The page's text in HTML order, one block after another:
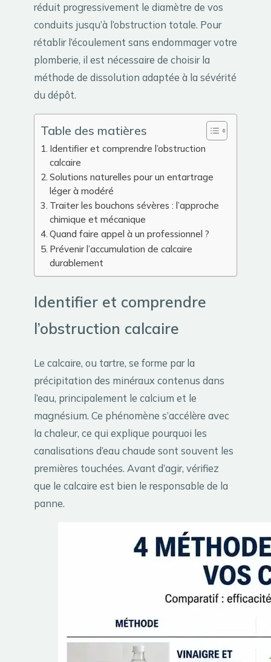
réduit progressivement le diamètre de vos
conduits jusqu’à l’obstruction totale. Pour
rétablir l’écoulement sans endommager votre
plomberie, il est nécessaire de choisir la
méthode de dissolution adaptée à la sévérité
du dépôt.
Table des matières
Identifier et comprendre l’obstruction
calcaire
Solutions naturelles pour un entartrage
léger à modéré
Traiter les bouchons sévères : l’approche
chimique et mécanique
Quand faire appel à un professionnel ?
Prévenir l’accumulation de calcaire
durablement
Identifier et comprendre
l’obstruction calcaire
Le calcaire, ou tartre, se forme par la
précipitation des minéraux contenus dans
l’eau, principalement le calcium et le
magnésium. Ce phénomène s’accélère avec
la chaleur, ce qui explique pourquoi les
canalisations d’eau chaude sont souvent les
premières touchées. Avant d’agir, vérifiez
que le calcaire est bien le responsable de la
panne.